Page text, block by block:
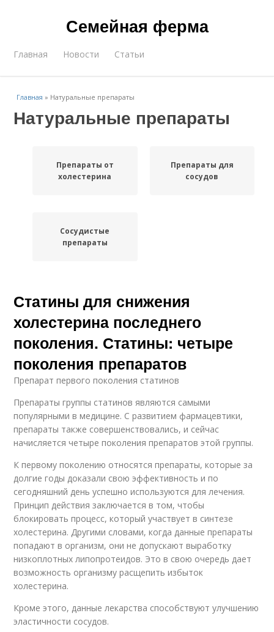
Семейная ферма
Главная Новости Статьи
Главная » Натуральные препараты
Натуральные препараты
Препараты от
холестерина
Препараты для
сосудов
Сосудистые
препараты
Статины для снижения
холестерина последнего
поколения. Статины: четыре
поколения препаратов
Препарат первого поколения статинов
Препараты группы статинов являются самыми
популярными в медицине. С развитием фармацевтики,
препараты также совершенствовались, и сейчас
начисляется четыре поколения препаратов этой группы.
К первому поколению относятся препараты, которые за
долгие годы доказали свою эффективность и по
сегодняшний день успешно используются для лечения.
Принцип действия заключается в том, чтобы
блокировать процесс, который участвует в синтезе
холестерина. Другими словами, когда данные препараты
попадают в организм, они не допускают выработку
низкоплотных липопротеидов. Это в свою очередь дает
возможность организму расщепить избыток
холестерина.
Кроме этого, данные лекарства способствуют улучшению
эластичности сосудов.